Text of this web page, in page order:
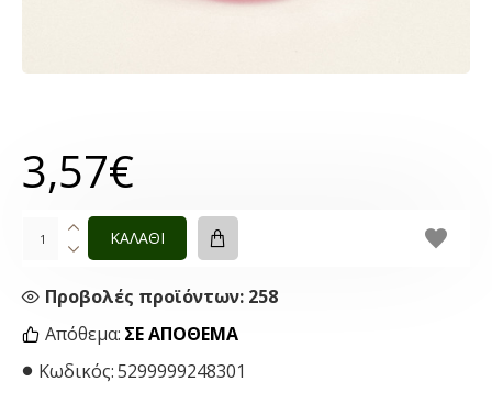
Απόθεμα: ΣΕ ΑΠΌΘΕΜΑ
Κωδικός:5299999248301
Προβολές προϊόντων: 258
3,57€
ΚΑΛΑΘΙ